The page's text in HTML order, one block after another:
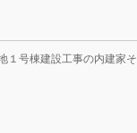
号棟建設工事の内建家そ